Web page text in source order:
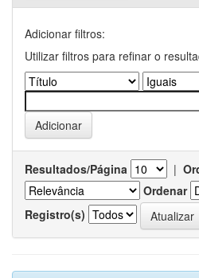
Adicionar filtros:
Utilizar filtros para refinar o
Resultados/Página |
Ordenar
Registro(s)